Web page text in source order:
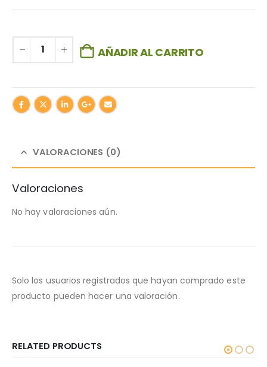
AÑADIR AL CARRITO
VALORACIONES (0)
Valoraciones
No hay valoraciones aún.
Solo los usuarios registrados que hayan comprado este
producto pueden hacer una valoración.
RELATED PRODUCTS